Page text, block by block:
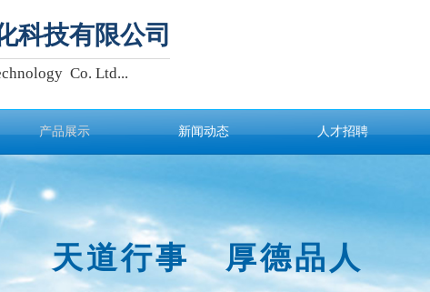
Co. Ltd...
科技有限公司
产品展示 新闻动态 人才招聘
天道行事 厚德品人